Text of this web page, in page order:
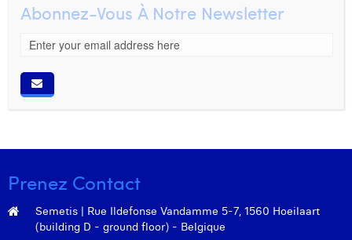
Abonnez-Vous À Notre Newsletter
Prenez Contact
Semetis | Rue Ildefonse Vandamme 5-7, 1560 Hoeilaart
(building D - ground floor) - Belgique